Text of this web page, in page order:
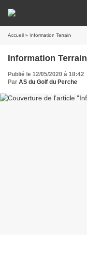
Accueil » Information Terrain
Information Terrain
Publié le 12/05/2020 à 18:42
Par AS du Golf du Perche